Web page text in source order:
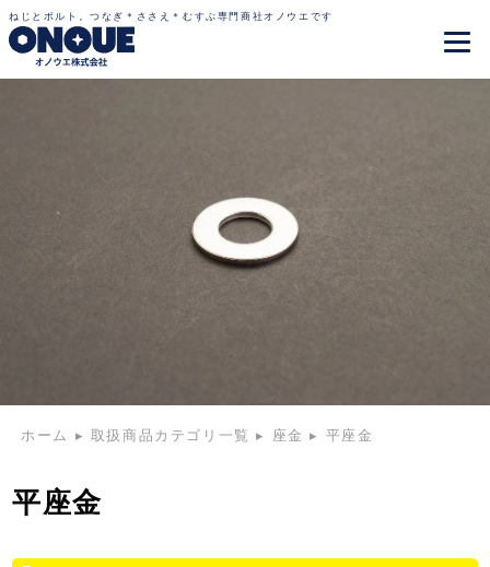
ねじとボルト。つなぎ＊ささえ＊むすぶ専門商社オノウエです
ホーム ▸ 取扱商品カテゴリ一覧 ▸ 座金 ▸ 平座金
平座金